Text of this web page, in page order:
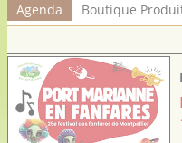
Agenda
Boutique